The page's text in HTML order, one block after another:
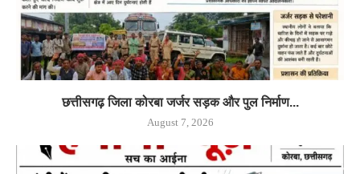
छत्तीसगढ़ जिला कोरबा जर्जर सड़क और पुल निर्माण...
August 7, 2026